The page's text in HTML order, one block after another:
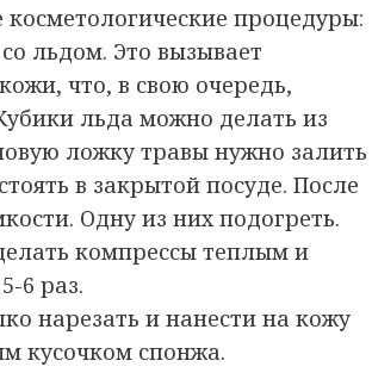
процедуры:
льдом. Это вызывает
что, в свою очередь,
льда можно делать из
ложку травы нужно залить
в закрытой посуде. После
Одну из них подогреть.
компрессы теплым и
6 раз.
нарезать и нанести на кожу
кусочком спонжа.